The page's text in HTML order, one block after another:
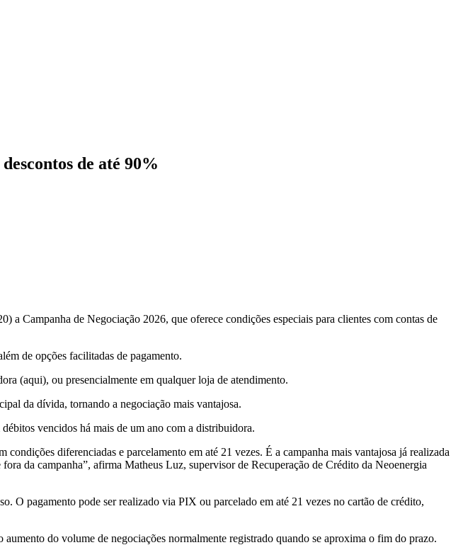
de até 90%
Campanha de Negociação 2026, que oferece condições especiais para clientes com contas de
de opções facilitadas de pagamento.
(aqui), ou presencialmente em qualquer loja de atendimento.
da dívida, tornando a negociação mais vantajosa.
vencidos há mais de um ano com a distribuidora.
diferenciadas e parcelamento em até 21 vezes. É a campanha mais vantajosa já realizada
da campanha”, afirma Matheus Luz, supervisor de Recuperação de Crédito da Neoenergia
O pagamento pode ser realizado via PIX ou parcelado em até 21 vezes no cartão de crédito,
do volume de negociações normalmente registrado quando se aproxima o fim do prazo.